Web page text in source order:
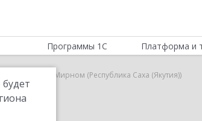
Программы 1С Платформа и
Smartway в Мирном (Республика Саха (Якутия))